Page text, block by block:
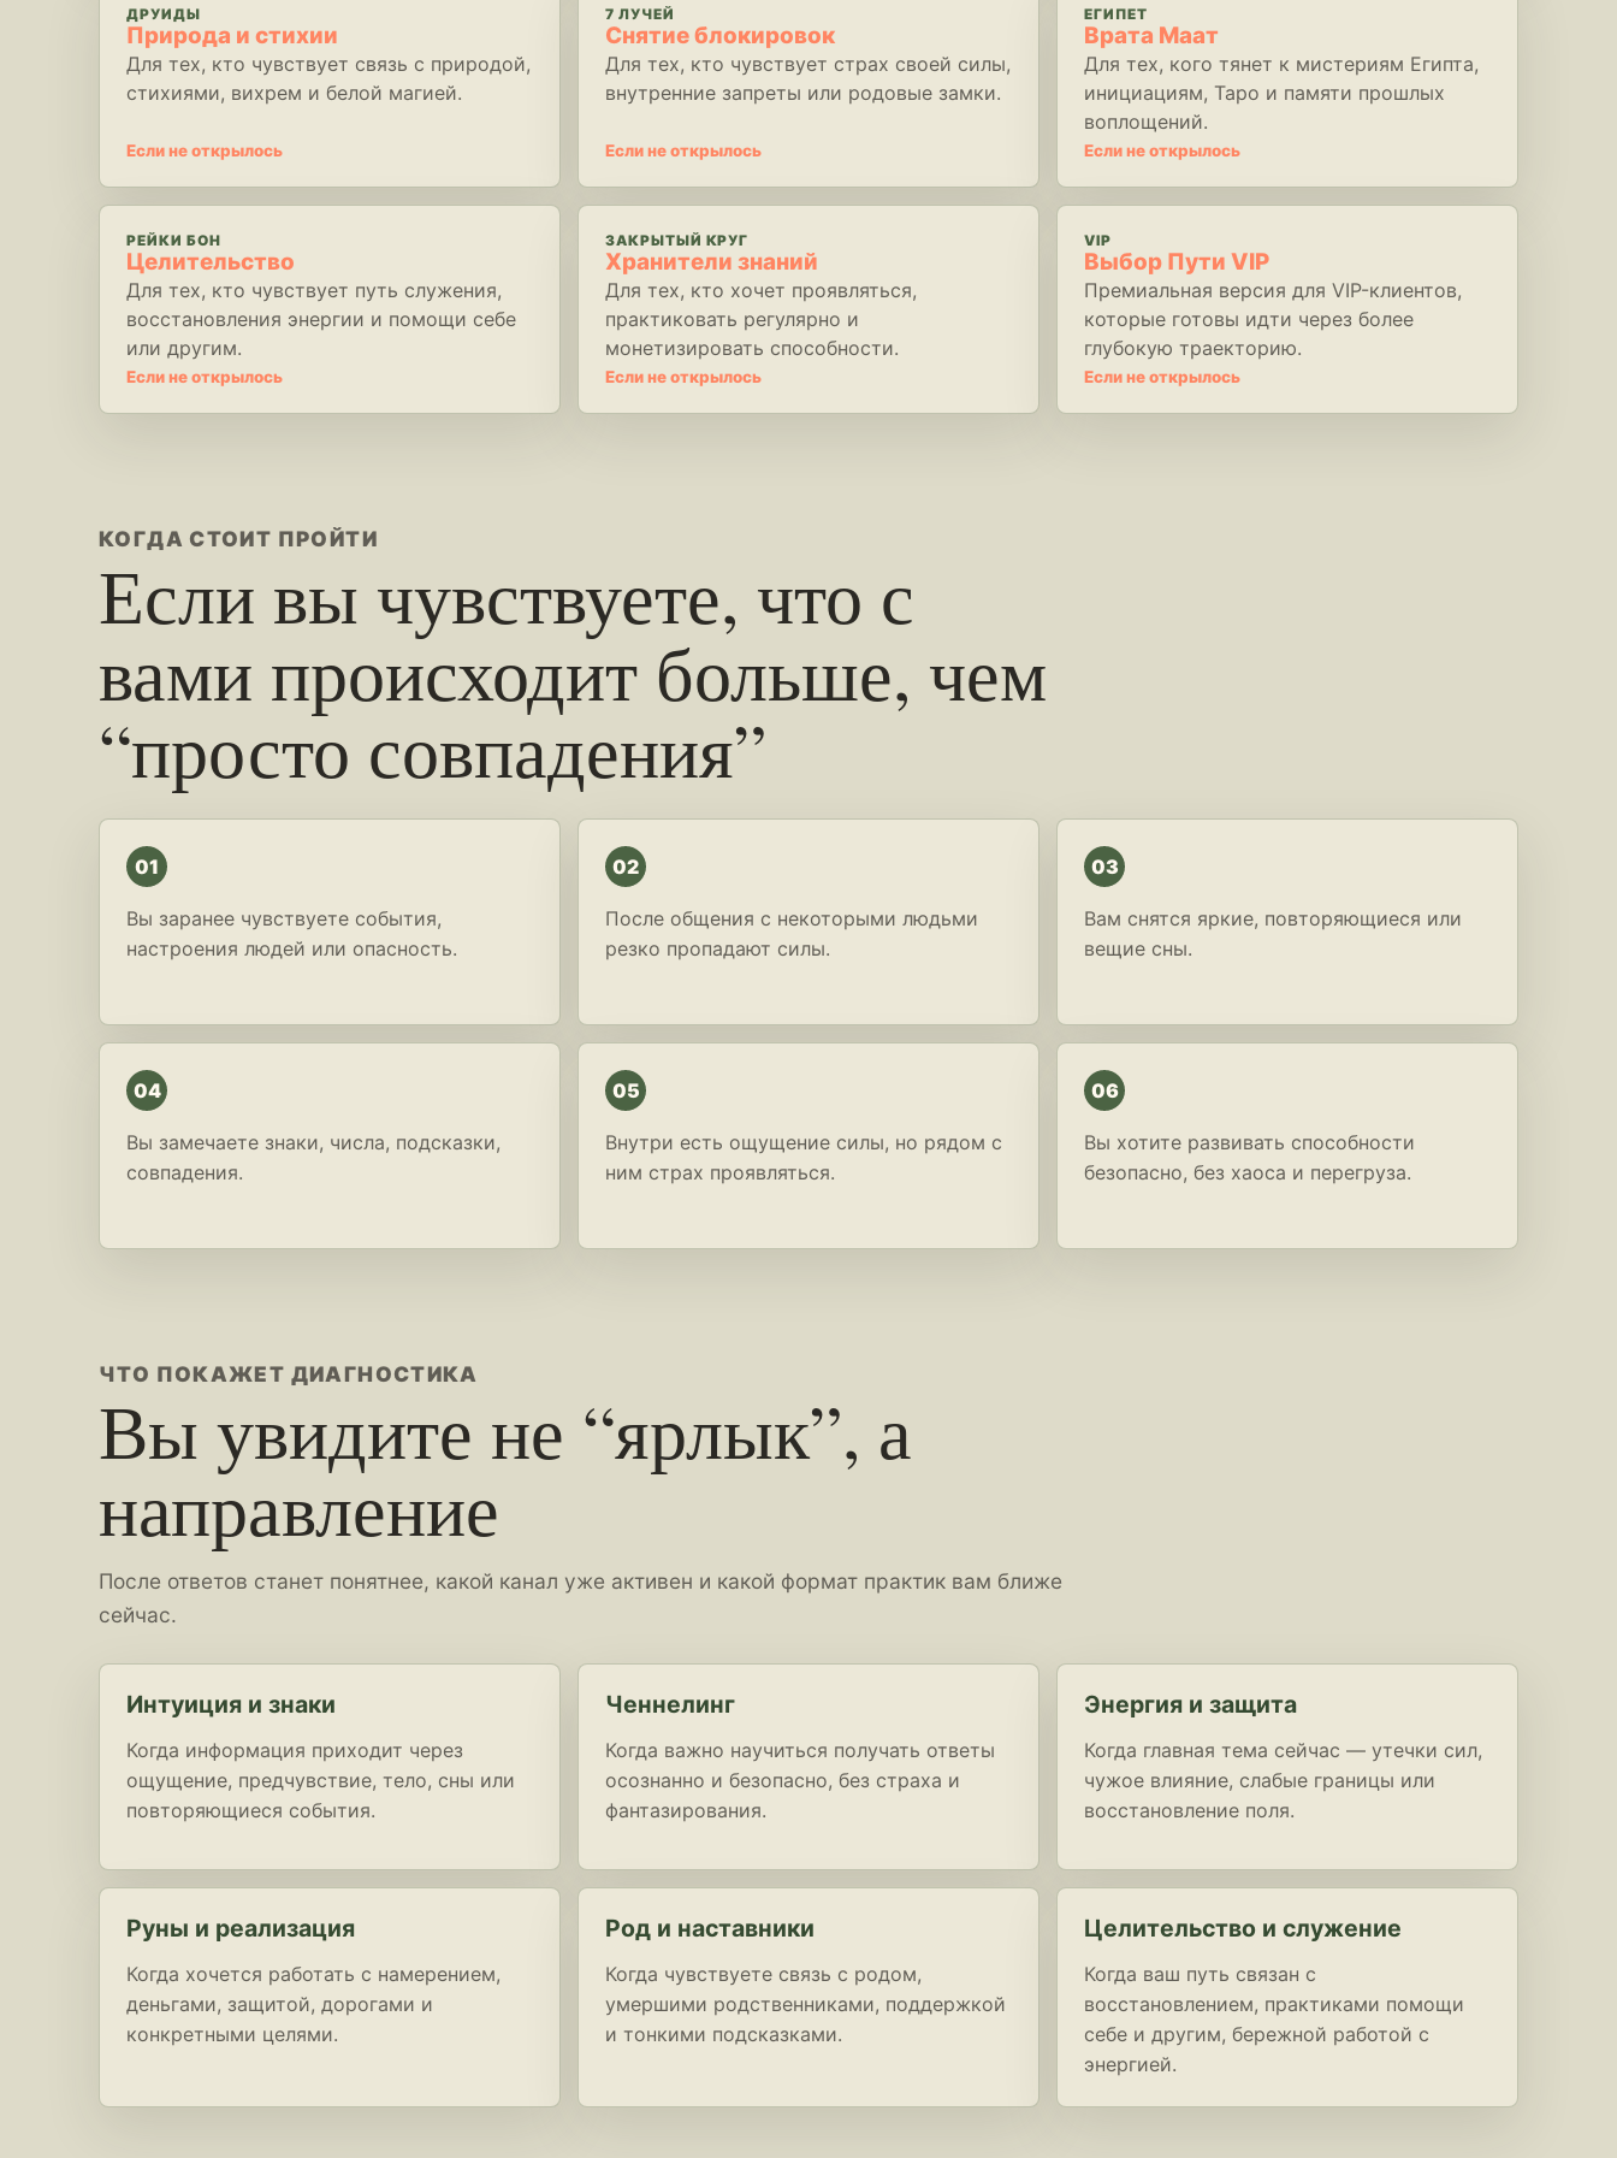
ДРУИДЫ
Природа и стихии
Для тех, кто чувствует связь с природой,
стихиями, вихрем и белой магией.
Если не открылось
7 ЛУЧЕЙ
Снятие блокировок
Для тех, кто чувствует страх своей силы,
внутренние запреты или родовые замки.
Если не открылось
ЕГИПЕТ
Врата Маат
Для тех, кого тянет к мистериям Египта,
инициациям, Таро и памяти прошлых
воплощений.
Если не открылось
РЕЙКИ БОН
Целительство
Для тех, кто чувствует путь служения,
восстановления энергии и помощи себе
или другим.
Если не открылось
ЗАКРЫТЫЙ КРУГ
Хранители знаний
Для тех, кто хочет проявляться,
практиковать регулярно и
монетизировать способности.
Если не открылось
VIP
Выбор Пути VIP
Премиальная версия для VIP-клиентов,
которые готовы идти через более
глубокую траекторию.
Если не открылось
КОГДА СТОИТ ПРОЙТИ
Если вы чувствуете, что с
вами происходит больше, чем
“просто совпадения”
01
Вы заранее чувствуете события,
настроения людей или опасность.
02
После общения с некоторыми людьми
резко пропадают силы.
03
Вам снятся яркие, повторяющиеся или
вещие сны.
04
Вы замечаете знаки, числа, подсказки,
совпадения.
05
Внутри есть ощущение силы, но рядом с
ним страх проявляться.
06
Вы хотите развивать способности
безопасно, без хаоса и перегруза.
ЧТО ПОКАЖЕТ ДИАГНОСТИКА
Вы увидите не “ярлык”, а
направление
После ответов станет понятнее, какой канал уже активен и какой формат практик вам ближе
сейчас.
Интуиция и знаки
Когда информация приходит через
ощущение, предчувствие, тело, сны или
повторяющиеся события.
Ченнелинг
Когда важно научиться получать ответы
осознанно и безопасно, без страха и
фантазирования.
Энергия и защита
Когда главная тема сейчас — утечки сил,
чужое влияние, слабые границы или
восстановление поля.
Руны и реализация
Когда хочется работать с намерением,
деньгами, защитой, дорогами и
конкретными целями.
Род и наставники
Когда чувствуете связь с родом,
умершими родственниками, поддержкой
и тонкими подсказками.
Целительство и служение
Когда ваш путь связан с
восстановлением, практиками помощи
себе и другим, бережной работой с
энергией.